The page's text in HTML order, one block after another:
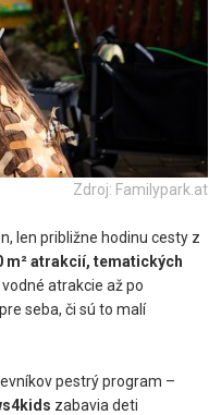
Zdroj: Familypark.at
len približne hodinu cesty z
m² atrakcií, tematických
atrakcie až po
seba, či sú to malí
pestrý program –
zabavia deti